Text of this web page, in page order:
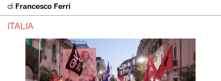
di Francesco Ferri
ITALIA